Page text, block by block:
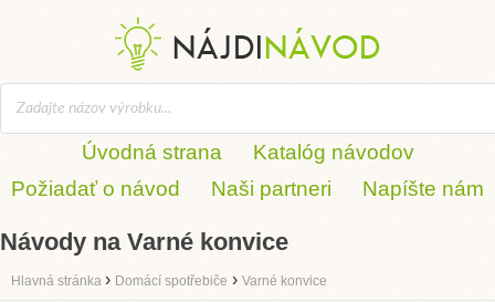
Úvodná strana
Katalóg návodov
Požiadať o návod
Naši partneri Napíšte nám
Návody na Varné konvice
Hlavná stránka › Domácí spotřebiče › Varné konvice